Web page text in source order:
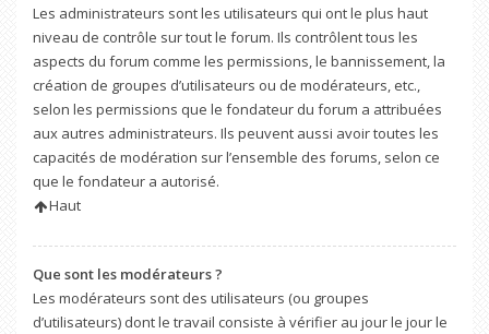
Les administrateurs sont les utilisateurs qui ont le plus haut
niveau de contrôle sur tout le forum. Ils contrôlent tous les
aspects du forum comme les permissions, le bannissement, la
création de groupes d’utilisateurs ou de modérateurs, etc.,
selon les permissions que le fondateur du forum a attribuées
aux autres administrateurs. Ils peuvent aussi avoir toutes les
capacités de modération sur l’ensemble des forums, selon ce
que le fondateur a autorisé.
Haut
Que sont les modérateurs ?
Les modérateurs sont des utilisateurs (ou groupes
d’utilisateurs) dont le travail consiste à vérifier au jour le jour le